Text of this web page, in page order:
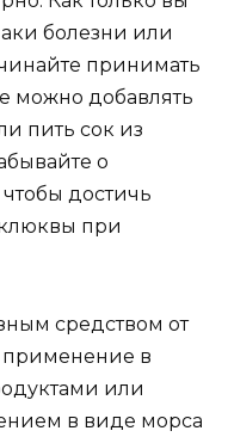
болезни или
принимать
можно добавлять
пить сок из
о
достичь
при
средством от
в
или
в виде морса